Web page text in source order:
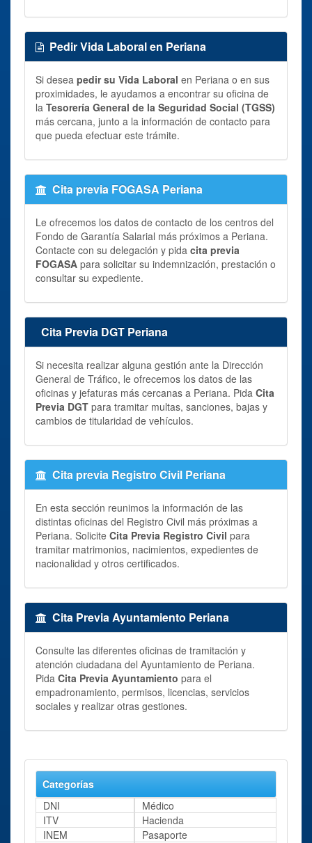
Pedir Vida Laboral en Periana
Si desea pedir su Vida Laboral en Periana o en sus
proximidades, le ayudamos a encontrar su oficina de
la Tesorería General de la Seguridad Social (TGSS)
más cercana, junto a la información de contacto para
que pueda efectuar este trámite.
Cita previa FOGASA Periana
Le ofrecemos los datos de contacto de los centros del
Fondo de Garantía Salarial más próximos a Periana.
Contacte con su delegación y pida cita previa
FOGASA para solicitar su indemnización, prestación o
consultar su expediente.
Cita Previa DGT Periana
Si necesita realizar alguna gestión ante la Dirección
General de Tráfico, le ofrecemos los datos de las
oficinas y jefaturas más cercanas a Periana. Pida Cita
Previa DGT para tramitar multas, sanciones, bajas y
cambios de titularidad de vehículos.
Cita previa Registro Civil Periana
En esta sección reunimos la información de las
distintas oficinas del Registro Civil más próximas a
Periana. Solicite Cita Previa Registro Civil para
tramitar matrimonios, nacimientos, expedientes de
nacionalidad y otros certificados.
Cita Previa Ayuntamiento Periana
Consulte las diferentes oficinas de tramitación y
atención ciudadana del Ayuntamiento de Periana.
Pida Cita Previa Ayuntamiento para el
empadronamiento, permisos, licencias, servicios
sociales y realizar otras gestiones.
Categorías
DNI
Médico
ITV
Hacienda
INEM
Pasaporte